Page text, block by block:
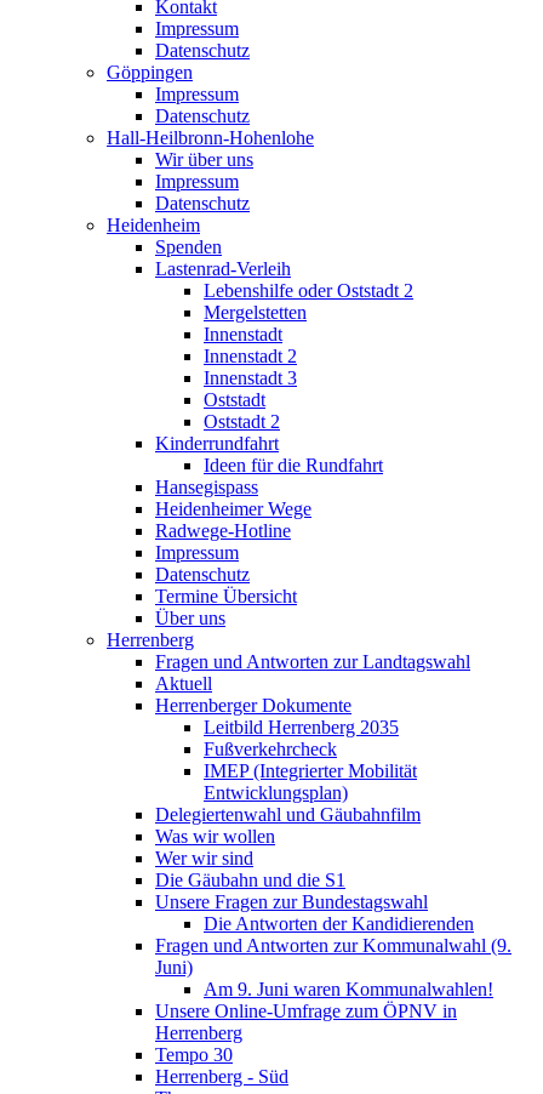
Kontakt
Impressum
Datenschutz
Göppingen
Impressum
Datenschutz
Hall-Heilbronn-Hohenlohe
Wir über uns
Impressum
Datenschutz
Heidenheim
Spenden
Lastenrad-Verleih
Lebenshilfe oder Oststadt 2
Mergelstetten
Innenstadt
Innenstadt 2
Innenstadt 3
Oststadt
Oststadt 2
Kinderrundfahrt
Ideen für die Rundfahrt
Hansegispass
Heidenheimer Wege
Radwege-Hotline
Impressum
Datenschutz
Termine Übersicht
Über uns
Herrenberg
Fragen und Antworten zur Landtagswahl
Aktuell
Herrenberger Dokumente
Leitbild Herrenberg 2035
Fußverkehrcheck
IMEP (Integrierter Mobilität
Entwicklungsplan)
Delegiertenwahl und Gäubahnfilm
Was wir wollen
Wer wir sind
Die Gäubahn und die S1
Unsere Fragen zur Bundestagswahl
Die Antworten der Kandidierenden
Fragen und Antworten zur Kommunalwahl (9.
Juni)
Am 9. Juni waren Kommunalwahlen!
Unsere Online-Umfrage zum ÖPNV in
Herrenberg
Tempo 30
Herrenberg - Süd